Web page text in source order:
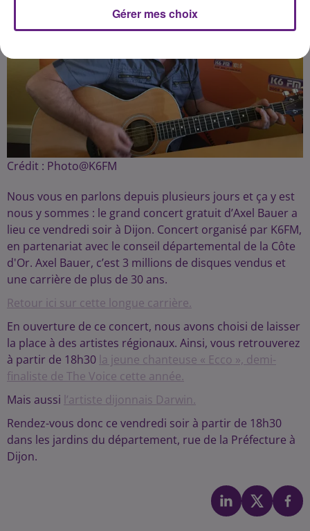
Crédit : Photo@K6FM
Nous vous en parlons depuis plusieurs jours et ça y est
nous y sommes : le grand concert gratuit d’Axel Bauer a
lieu ce vendredi soir à Dijon. Concert organisé par K6FM,
en partenariat avec le conseil départemental de la Côte
d'Or. Axel Bauer, c’est 3 millions de disques vendus et
une carrière de plus de 30 ans.
Retour ici sur cette longue carrière.
En ouverture de ce concert, nous avons choisi de laisser
la place à des artistes régionaux. Ainsi, vous retrouverez
à partir de 18h30 la jeune chanteuse « Ecco », demi-
finaliste de The Voice cette année.
Mais aussi l’artiste dijonnais Darwin.
Rendez-vous donc ce vendredi soir à partir de 18h30
dans les jardins du département, rue de la Préfecture à
Dijon.
Gérer mes choix